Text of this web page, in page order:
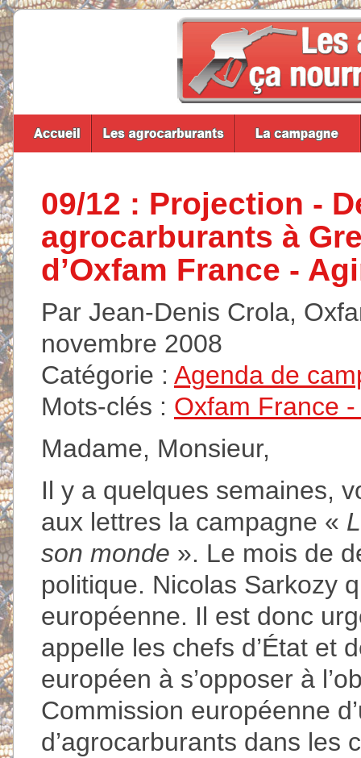
09/12 : Projection -
agrocarburants à
d’Oxfam France -
Par Jean-Denis Crola,
novembre 2008
Catégorie : Agenda de
Mots-clés : Oxfam France -
Madame, Monsieur,
Il y a quelques semaines,
aux lettres la campagne «
son monde ». Le mois de
politique. Nicolas Sarkozy
européenne. Il est donc
appelle les chefs d’État et
européen à s’opposer à
Commission européenne
d’agrocarburants dans les